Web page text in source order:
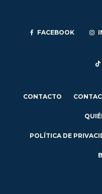
FACEBOOK
CONTACTO
POLÍTICA DE